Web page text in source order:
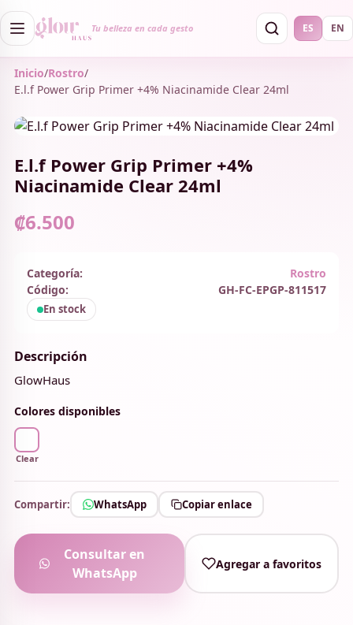
Tu belleza en cada gesto ES EN
Inicio/Rostro/
E.l.f Power Grip Primer +4% Niacinamide Clear 24ml
E.l.f Power Grip Primer +4%
Niacinamide Clear 24ml
₡6.500
Categoría:
Rostro
Código:
GH-FC-EPGP-811517
En stock
Descripción
GlowHaus
Colores disponibles
Clear
Compartir: WhatsApp Copiar enlace
Consultar en
WhatsApp
Agregar a favoritos